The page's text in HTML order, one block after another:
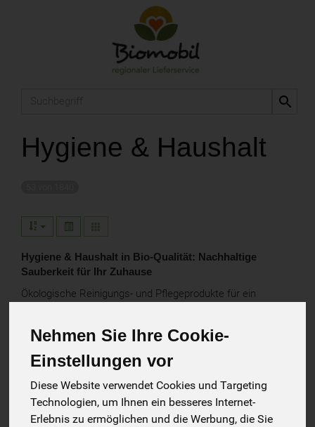
Nehmen Sie Ihre Cookie-
Einstellungen vor
Diese Website verwendet Cookies und Targeting
Technologien, um Ihnen ein besseres Internet-
Erlebnis zu ermöglichen und die Werbung, die Sie
Hygiene & Haushalt
Hygiene & Haushalt in Bio-Qualität: Nachhaltige
Sauberkeit für Ihr Zuhause
Ökologische Reinigungs- und Pflegeprodukte für ein
Haushaltshelfer. Frei von aggressiven Chemikalien,
biologisch abbaubar und hautverträglich – ideal für
Allergiker und umweltbewusste Haushalte. Mit unserem
nachhaltigen Hygiene- und Haushaltssortiment sorgen Sie
für Sauberkeit, ohne der Natur zu schaden. Bewusst
putzen, waschen und wohlfühlen.